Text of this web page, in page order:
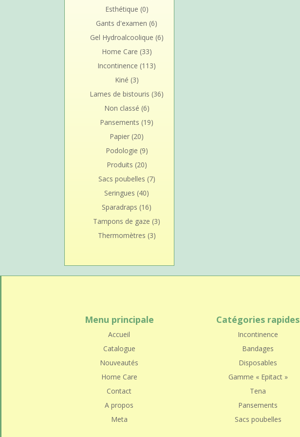
Esthétique (0)
Gants d'examen (6)
Gel Hydroalcoolique (6)
Home Care (33)
Incontinence (113)
Kiné (3)
Lames de bistouris (36)
Non classé (6)
Pansements (19)
Papier (20)
Podologie (9)
Produits (20)
Sacs poubelles (7)
Seringues (40)
Sparadraps (16)
Tampons de gaze (3)
Thermomètres (3)
Menu principale
Accueil
Catalogue
Nouveautés
Home Care
Contact
A propos
Meta
Catégories rapides
Incontinence
Bandages
Disposables
Gamme « Epitact »
Tena
Pansements
Sacs poubelles